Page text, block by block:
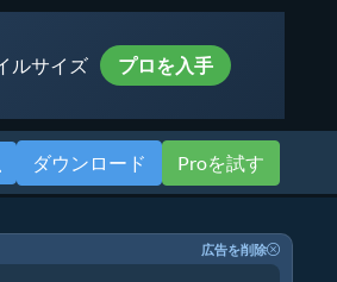
ルサイズ プロを入手
ダウンロード Proを試す
広告を削除